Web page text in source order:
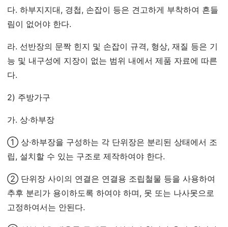
다. 하부지지대, 경첩, 손잡이 등은 견고하게 부착하여 흔들
림이 없어야 한다.
라. 선반장의 문짝 힌지 및 손잡이 규격, 형상, 재질 등은 기
능 및 내구성에 지장이 없는 범위 내에서 제품 자료에 따른
다.
2) 주방가구
가. 상·하부장
① 상·하부장을 구성하는 각 단위장은 분리된 상태에서 조
립, 설치할 수 있는 구조로 제작하여야 한다.
② 단위장 사이의 연결은 연결용 조립철물 등을 사용하여
추후 분리가 용이하도록 하여야 하며, 못 또는 나사못으로
고정하여서는 안된다.